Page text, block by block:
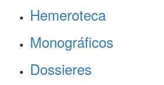
Hemeroteca
Monográficos
Dossieres